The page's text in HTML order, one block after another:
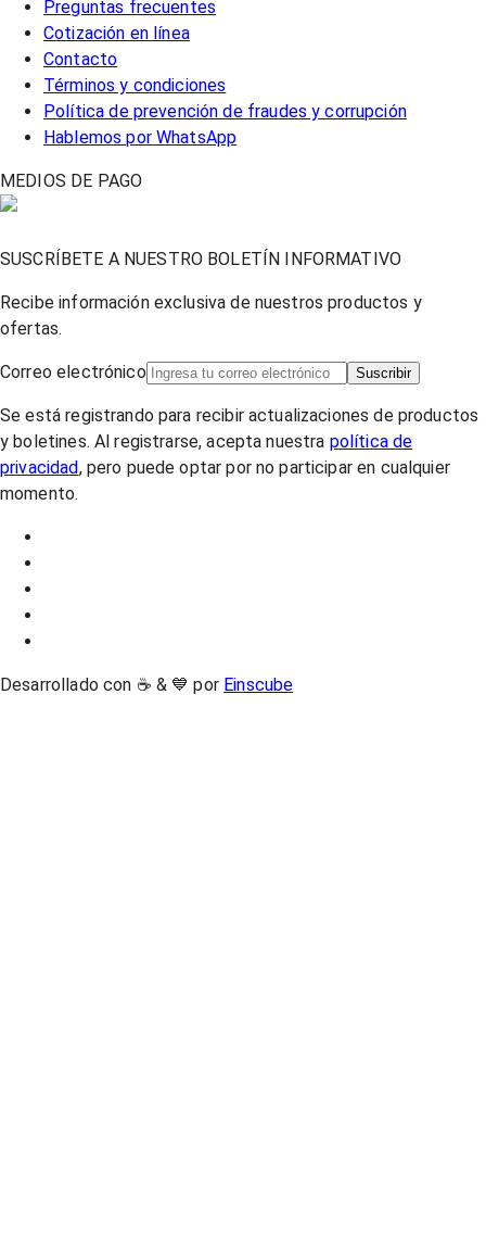
Preguntas frecuentes
Cotización en línea
Contacto
Términos y condiciones
Política de prevención de fraudes y corrupción
Hablemos por WhatsApp
MEDIOS DE PAGO
SUSCRÍBETE A NUESTRO BOLETÍN INFORMATIVO
Recibe información exclusiva de nuestros productos y
ofertas.
Correo electrónico Suscribir
Se está registrando para recibir actualizaciones de productos
y boletines. Al registrarse, acepta nuestra política de
privacidad, pero puede optar por no participar en cualquier
momento.
Desarrollado con ☕ & 💙 por Einscube